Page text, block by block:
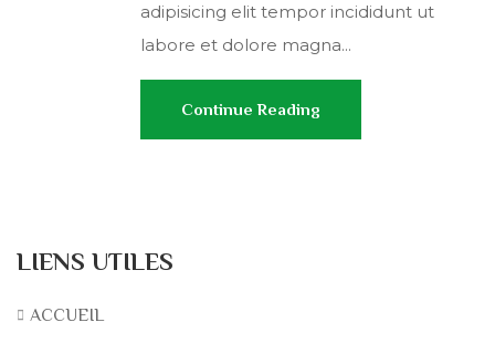
adipisicing elit tempor incididunt ut
labore et dolore magna...
Continue Reading
LIENS UTILES
ACCUEIL